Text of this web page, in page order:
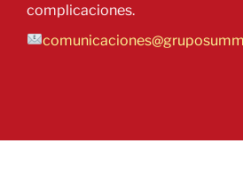
complicaciones.